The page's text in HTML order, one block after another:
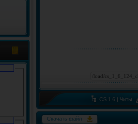
CS 1.6 | Читы
Скачать файл